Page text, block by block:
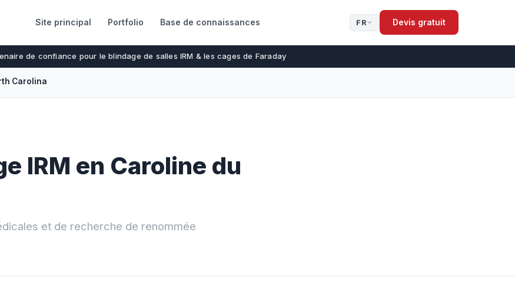
Site principal Portfolio Base de connaissances FR Devis gratuit
de confiance pour le blindage de salles IRM & les cages de Faraday
Carolina
IRM en Caroline du
et de recherche de renommée